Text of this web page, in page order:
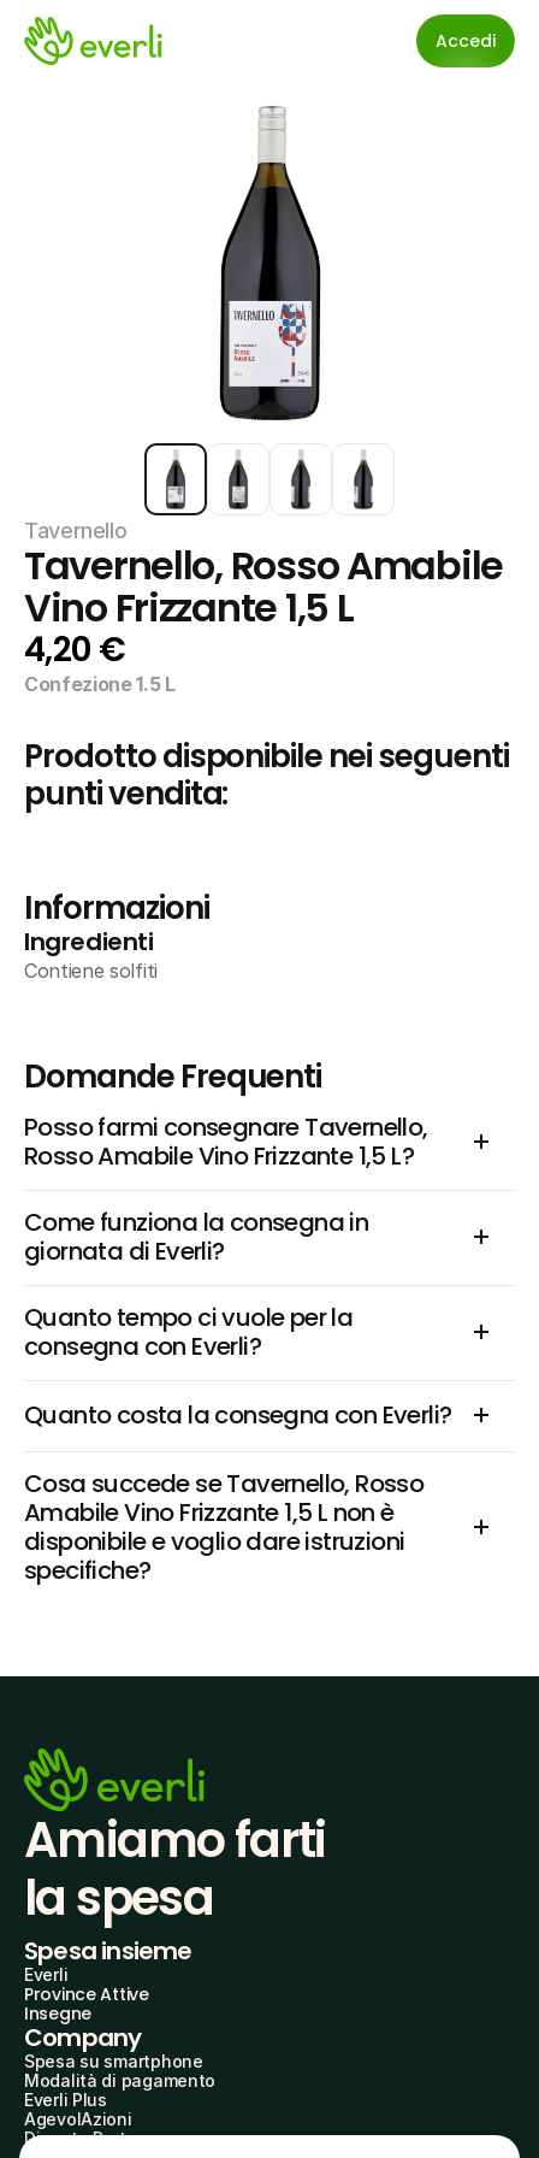
Accedi
Tavernello
Tavernello, Rosso Amabile
Vino Frizzante 1,5 L
4,20 €
Confezione 1.5 L
Prodotto disponibile nei seguenti
punti vendita:
Informazioni
Ingredienti
Contiene solfiti
Domande Frequenti
Posso farmi consegnare Tavernello,
Rosso Amabile Vino Frizzante 1,5 L?
Come funziona la consegna in
giornata di Everli?
Quanto tempo ci vuole per la
consegna con Everli?
Quanto costa la consegna con Everli?
Cosa succede se Tavernello, Rosso
Amabile Vino Frizzante 1,5 L non è
disponibile e voglio dare istruzioni
specifiche?
Amiamo farti
la spesa
Spesa insieme
Everli
Province Attive
Insegne
Company
Spesa su smartphone
Modalità di pagamento
Everli Plus
AgevolAzioni
Diventa Partner